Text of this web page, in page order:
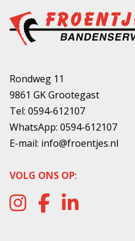
Rondweg 11
9861 GK Grootegast
Tel: 0594-612107
WhatsApp: 0594-612107
E-mail: info@froentjes.nl
VOLG ONS OP: